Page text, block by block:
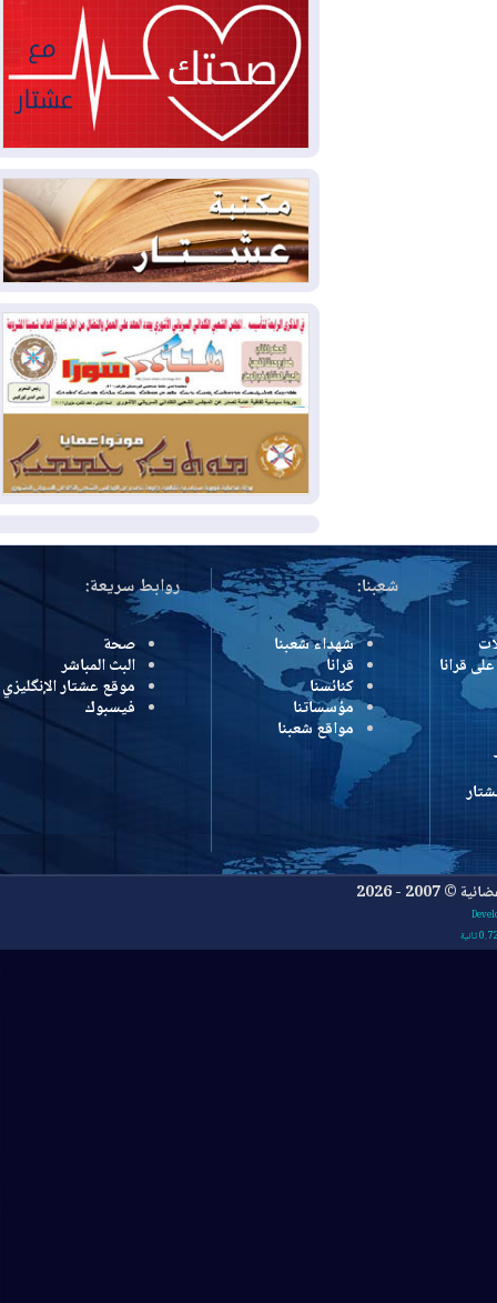
2026-08-03
العراق يؤكد مجدداً التزامه
بمنع الهجمات على الدول المجاورة
2026-08-03
العجز والاقتراض يطوقان
المالية العراقية.. اقتراض يتجاوز 3 تريليونات
دينار!
2026-08-03كوبا تغرق في الظلام مجددا
وانهيار الشبكة الكهربائية
2026-08-03
أوامر بإجلاء 60 ألف شخص
بسبب الحرائق في ولاية واشنطن
2026-08-02
مشروع "حسابي" يُمهل
الموظفين حتى نهاية أغسطس لاستلام
بطاقاتهم المصرفية
2026-08-02دمشق وعمّان تحذران بغداد:
أي هجوم من أراضي العراق سيواجه برد
المزيد
شعبنا:
شهداء شعبنا
قرانا
كنائسنا
مؤسساتنا
مواقع شعبنا
روابط سريعة:
صحة
البث المباشر
موقع عشتار الإنگليزي
فيسبوك
2026